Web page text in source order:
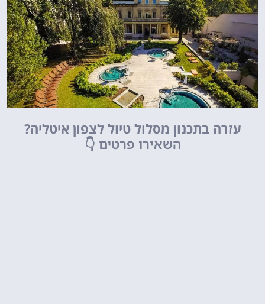
עזרה בתכנון מסלול טיול לצפון איטליה?
השאירו פרטים 👇